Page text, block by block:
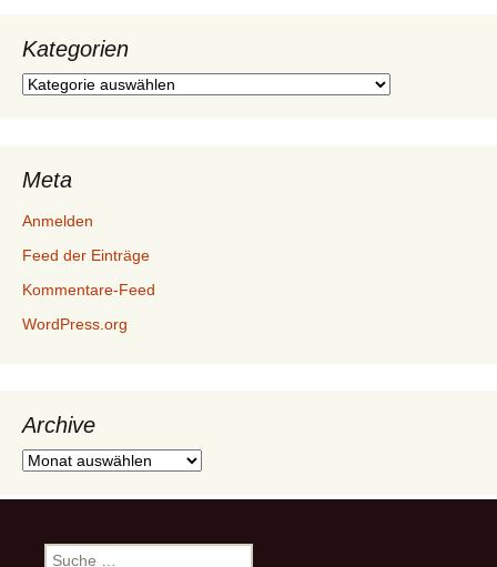
Kategorien
Kategorien
Meta
Anmelden
Feed der Einträge
Kommentare-Feed
WordPress.org
Archive
Archive
Suche